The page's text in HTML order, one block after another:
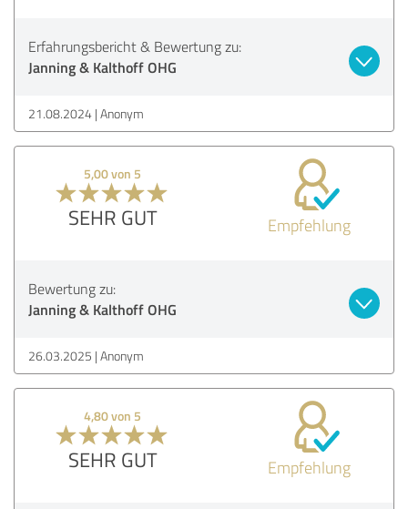
Erfahrungsbericht & Bewertung zu:
Janning & Kalthoff OHG
21.08.2024 Anonym
5,00 von 5
SEHR GUT Empfehlung
Bewertung zu:
Janning & Kalthoff OHG
26.03.2025 Anonym
4,80 von 5
SEHR GUT Empfehlung